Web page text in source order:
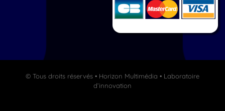
© Tous droits réservés • Horizon Multimédia • Laboratoire
d’innovation